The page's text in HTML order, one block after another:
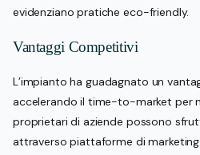
evidenziano pratiche eco-friendly.
Vantaggi Competitivi
L’impianto ha guadagnato un
accelerando il time-to-market per
proprietari di aziende possono
attraverso piattaforme di